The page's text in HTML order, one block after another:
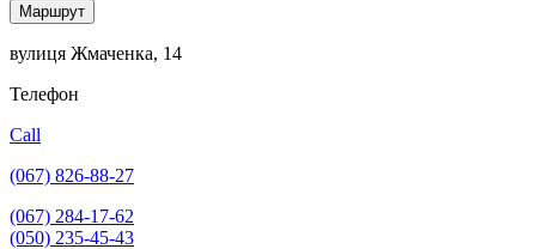
Маршрут
вулиця Жмаченка, 14
Телефон
Call
(067) 826-88-27
(067) 284-17-62
(050) 235-45-43